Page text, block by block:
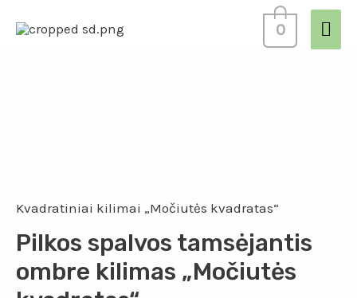
0
Kvadratiniai kilimai „Močiutės kvadratas“
Pilkos spalvos tamsėjantis
ombre kilimas „Močiutės